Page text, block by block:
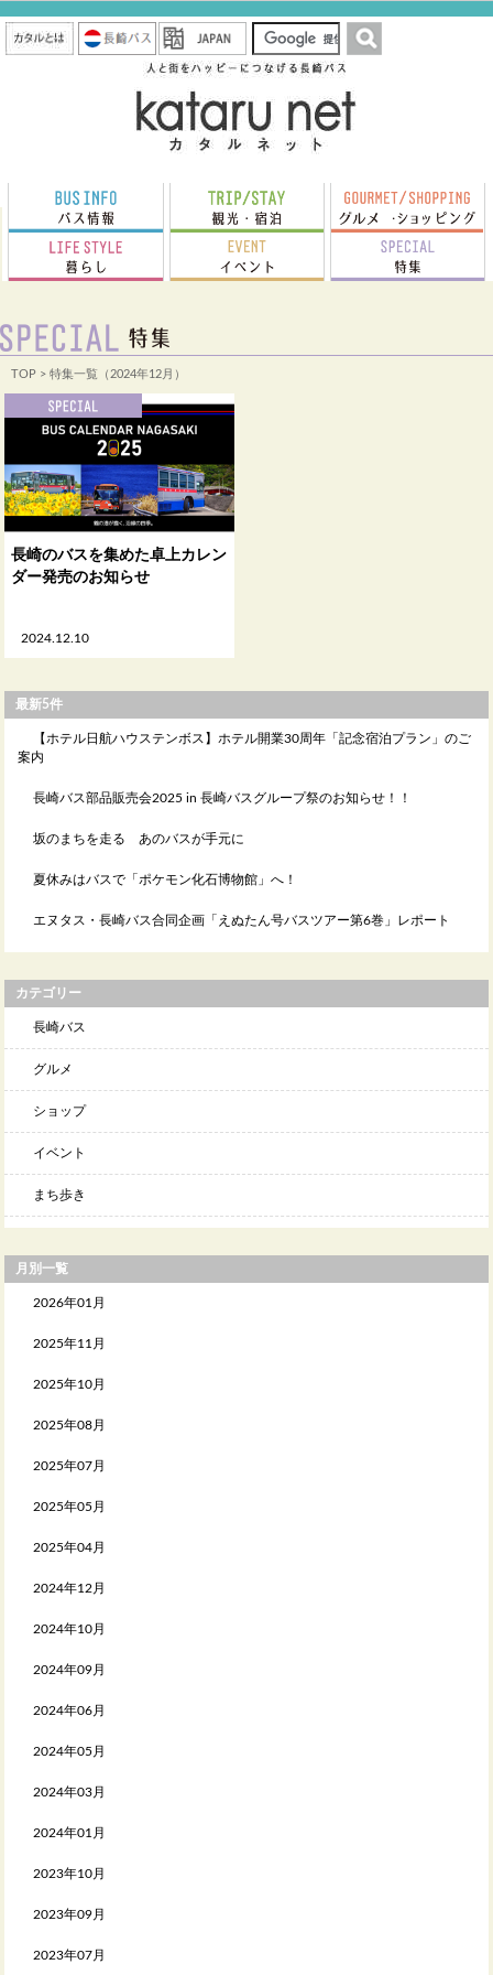
TOP > 特集一覧（2024年12月）
2024.12.10
長崎のバスを集めた卓上カレン
ダー発売のお知らせ
最新5件
【ホテル日航ハウステンボス】ホテル開業30周年「記念宿泊プラン」のご
案内
長崎バス部品販売会2025 in 長崎バスグループ祭のお知らせ！！
坂のまちを走る あのバスが手元に
夏休みはバスで「ポケモン化石博物館」へ！
エヌタス・長崎バス合同企画「えぬたん号バスツアー第6巻」レポート
カテゴリー
長崎バス
グルメ
ショップ
イベント
まち歩き
月別一覧
2026年01月
2025年11月
2025年10月
2025年08月
2025年07月
2025年05月
2025年04月
2024年12月
2024年10月
2024年09月
2024年06月
2024年05月
2024年03月
2024年01月
2023年10月
2023年09月
2023年07月